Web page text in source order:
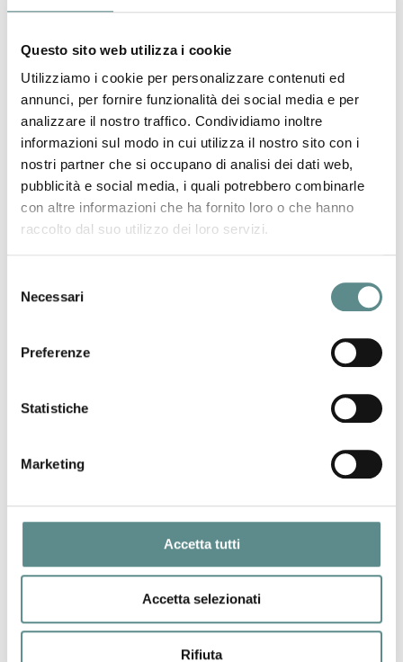
Questo sito web utilizza i cookie
Utilizziamo i cookie per personalizzare contenuti ed
annunci, per fornire funzionalità dei social media e per
analizzare il nostro traffico. Condividiamo inoltre
informazioni sul modo in cui utilizza il nostro sito con i
nostri partner che si occupano di analisi dei dati web,
pubblicità e social media, i quali potrebbero combinarle
con altre informazioni che ha fornito loro o che hanno
raccolto dal suo utilizzo dei loro servizi.
delNecessari
Preferenze
Statistiche
Marketing
Accetta tutti
Accetta selezionati
Rifiuta
Servizio”, con la facoltà di potere indicare solo per prime 5 cifre
continuare ad usare la classificazione a 6 cifre)
Per quanto riguarda il software Intr@web 2018, non è ancora
disponibile; non appena lo sarà, ve ne daremo
immediatamente comunicazione.
Ricordiamo che, il 14 febbraiopresso il MaMu di Largo
Per iscrizioni, seguire il seguente link:
seminario Intrastat
I funzionari di Mantova Export sono a disposizione per
news
Regolamento sugli imballaggi e rifiuti di
imballaggio (PPWR)